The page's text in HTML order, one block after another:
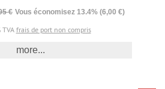
€ Vous économisez 13.4% (6,00 €)
TVA frais de port non compris
more...